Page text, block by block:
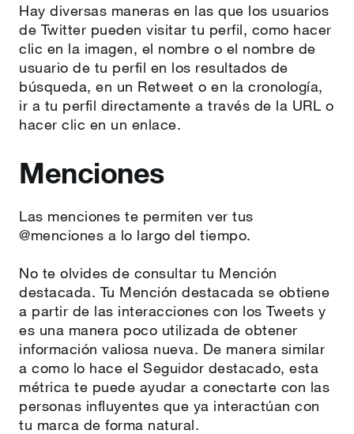
Hay diversas maneras en las que los usuarios
de Twitter pueden visitar tu perfil, como hacer
clic en la imagen, el nombre o el nombre de
usuario de tu perfil en los resultados de
búsqueda, en un Retweet o en la cronología,
ir a tu perfil directamente a través de la URL o
hacer clic en un enlace.
Menciones
Las menciones te permiten ver tus
@menciones a lo largo del tiempo.
No te olvides de consultar tu Mención
destacada. Tu Mención destacada se obtiene
a partir de las interacciones con los Tweets y
es una manera poco utilizada de obtener
información valiosa nueva. De manera similar
a como lo hace el Seguidor destacado, esta
métrica te puede ayudar a conectarte con las
personas influyentes que ya interactúan con
tu marca de forma natural.